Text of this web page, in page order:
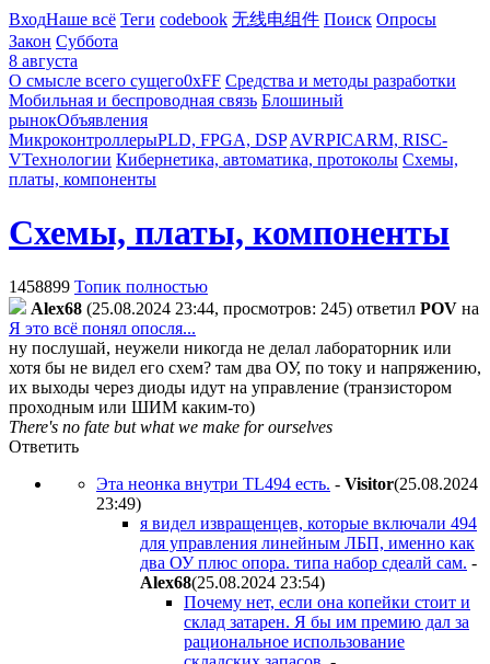
ВходНаше всё Теги codebook 无线电组件 Поиск Опросы
Закон Суббота
8 августа
О смысле всего сущего0xFF Средства и методы разработки
Мобильная и беспроводная связь Блошиный
рынокОбъявления
МикроконтроллерыPLD, FPGA, DSP AVRPICARM, RISC-
VТехнологии Кибернетика, автоматика, протоколы Схемы,
платы, компоненты
Схемы, платы, компоненты
1458899 Топик полностью
Alex68 (25.08.2024 23:44, просмотров: 245) ответил POV на
Я это всё понял опосля...
ну послушай, неужели никогда не делал лабораторник или
хотя бы не видел его схем? там два ОУ, по току и напряжению,
их выходы через диоды идут на управление (транзистором
проходным или ШИМ каким-то)
There's no fate but what we make for ourselves
Ответить
Эта неонка внутри TL494 есть. - Visitor(25.08.2024
23:49)
я видел извращенцев, которые включали 494
для управления линейным ЛБП, именно как
два ОУ плюс опора. типа набор сдеалй сам. -
Alex68(25.08.2024 23:54)
Почему нет, если она копейки стоит и
склад затарен. Я бы им премию дал за
рациональное использование